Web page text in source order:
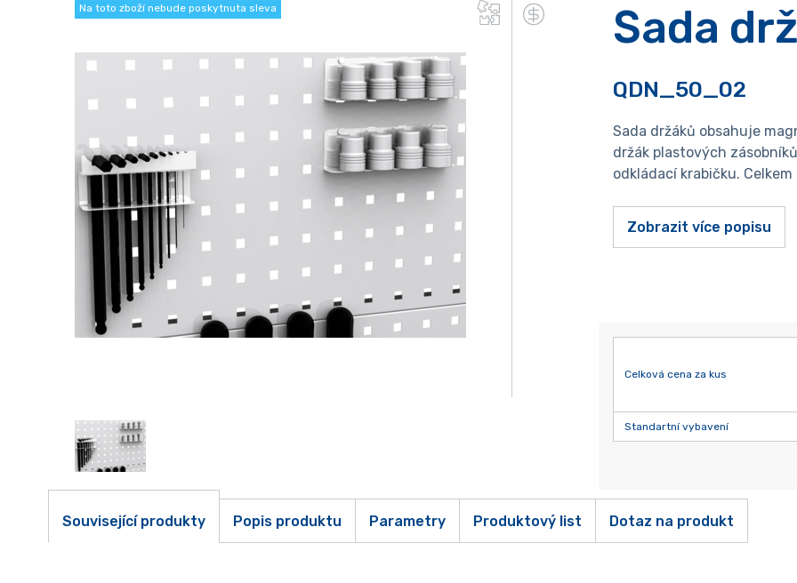
Na toto zboží nebude poskytnuta sleva Sada
QDN_50_02
Sada držáků obsahuje
držák plastových
odkládací krabičku. Celkem
Zobrazit více popisu
Celková cena za kus
Standartní vybavení
Související produkty Popis produktu Parametry Produktový list Dotaz na produkt